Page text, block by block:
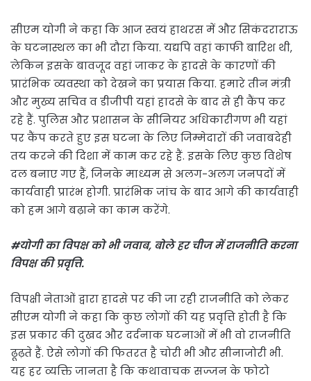
सीएम योगी ने कहा कि आज स्वयं हाथरस में और सिकंदराराऊ
के घटनास्थल का भी दौरा किया. यद्यपि वहां काफी बारिश थी,
लेकिन इसके बावजूद वहां जाकर के हादसे के कारणों की
प्रारंभिक व्यवस्था को देखने का प्रयास किया. हमारे तीन मंत्री
और मुख्य सचिव व डीजीपी यहां हादसे के बाद से ही कैंप कर
रहे हैं. पुलिस और प्रशासन के सीनियर अधिकारीगण भी यहां
पर कैंप करते हुए इस घटना के लिए जिम्मेदारों की जवाबदेही
तय करने की दिशा में काम कर रहे हैं. इसके लिए कुछ विशेष
दल बनाए गए हैं, जिनके माध्यम से अलग-अलग जनपदों में
कार्यवाही प्रारंभ होगी. प्रारंभिक जांच के बाद आगे की कार्यवाही
को हम आगे बढ़ाने का काम करेंगे.
#योगी का विपक्ष को भी जवाब, बोले हर चीज में राजनीति करना
विपक्ष की प्रवृत्ति.
विपक्षी नेताओं द्वारा हादसे पर की जा रही राजनीति को लेकर
सीएम योगी ने कहा कि कुछ लोगों की यह प्रवृत्ति होती है कि
इस प्रकार की दुखद और दर्दनाक घटनाओं में भी वो राजनीति
ढूढ़ते हैं. ऐसे लोगों की फितरत है चोरी भी और सीनाजोरी भी.
यह हर व्यक्ति जानता है कि कथावाचक सज्जन के फोटो